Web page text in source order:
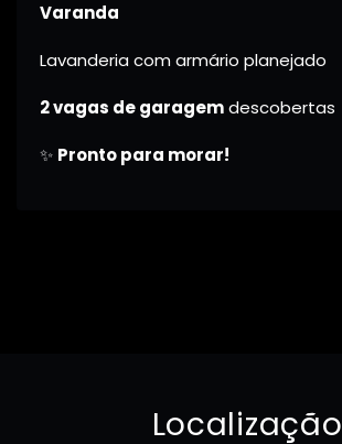
Varanda
Lavanderia com armário planejado
2 vagas de garagemdescobertas
✨ Pronto para morar!
Localização